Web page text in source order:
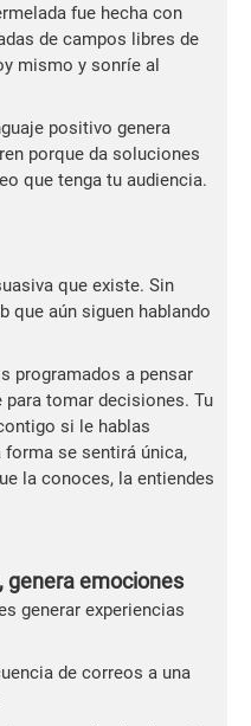
fue hecha con
de campos libres de
mismo y sonríe al
positivo genera
porque da soluciones
que tenga tu audiencia.
que existe. Sin
que aún siguen hablando
programados a pensar
tomar decisiones. Tu
si le hablas
se sentirá única,
la conoces, la entiendes
genera emociones
generar experiencias
de correos a una